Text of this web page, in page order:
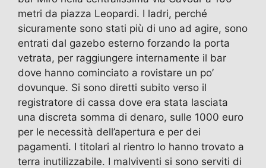
metri da piazza Leopardi. I ladri, perché
sicuramente sono stati più di uno ad agire, sono
entrati dal gazebo esterno forzando la porta
vetrata, per raggiungere internamente il bar
dove hanno cominciato a rovistare un po’
dovunque. Si sono diretti subito verso il
registratore di cassa dove era stata lasciata
una discreta somma di denaro, sulle 1000 euro
per le necessità dell’apertura e per dei
pagamenti. I titolari al rientro lo hanno trovato a
terra inutilizzabile. I malviventi si sono serviti di